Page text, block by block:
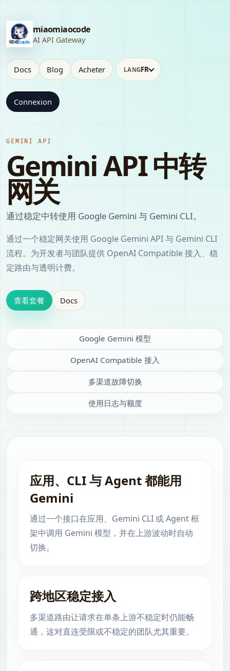
miaomiaocode
AI API Gateway
Docs Blog Acheter LANGFR
Connexion
GEMINI API
Gemini API 中转
网关
通过稳定中转使用 Google Gemini 与 Gemini CLI。
通过一个稳定网关使用 Google Gemini API 与 Gemini CLI
流程。为开发者与团队提供 OpenAI Compatible 接入、稳
定路由与透明计费。
查看套餐 Docs
Google Gemini 模型
OpenAI Compatible 接入
多渠道故障切换
使用日志与额度
应用、CLI 与 Agent 都能用
Gemini
通过一个接口在应用、Gemini CLI 或 Agent 框
架中调用 Gemini 模型，并在上游波动时自动
切换。
跨地区稳定接入
多渠道路由让请求在单条上游不稳定时仍能畅
通，这对直连受限或不稳定的团队尤其重要。